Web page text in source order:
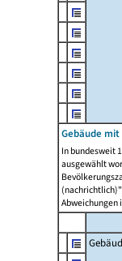
Gebäude mit
In bundesweit
ausgewählt
Abweichungen